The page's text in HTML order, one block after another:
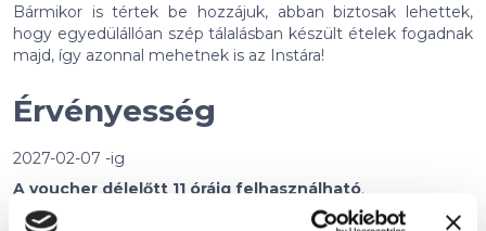
Bármikor is tértek be hozzájuk, abban biztosak lehettek,
hogy egyedülállóan szép tálalásban készült ételek fogadnak
majd, így azonnal mehetnek is az Instára!
Érvényesség
2027-02-07 -ig
A voucher délelőtt 11 óráig felhasználható.